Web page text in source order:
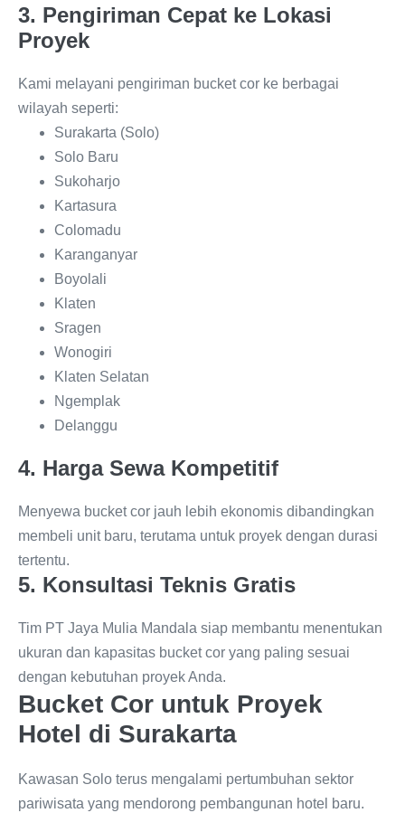
3. Pengiriman Cepat ke Lokasi
Proyek
Kami melayani pengiriman bucket cor ke berbagai
wilayah seperti:
Surakarta (Solo)
Solo Baru
Sukoharjo
Kartasura
Colomadu
Karanganyar
Boyolali
Klaten
Sragen
Wonogiri
Klaten Selatan
Ngemplak
Delanggu
4. Harga Sewa Kompetitif
Menyewa bucket cor jauh lebih ekonomis dibandingkan
membeli unit baru, terutama untuk proyek dengan durasi
tertentu.
5. Konsultasi Teknis Gratis
Tim PT Jaya Mulia Mandala siap membantu menentukan
ukuran dan kapasitas bucket cor yang paling sesuai
dengan kebutuhan proyek Anda.
Bucket Cor untuk Proyek
Hotel di Surakarta
Kawasan Solo terus mengalami pertumbuhan sektor
pariwisata yang mendorong pembangunan hotel baru.